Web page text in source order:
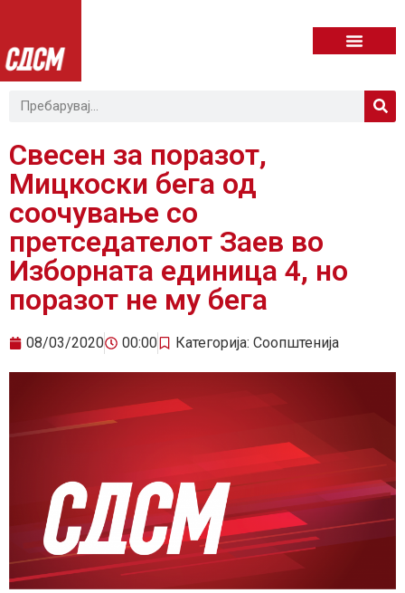
Свесен за поразот,
Мицкоски бега од
соочување со
претседателот Заев во
Изборната единица 4, но
поразот не му бега
08/03/2020 00:00 Категорија: Соопштенија